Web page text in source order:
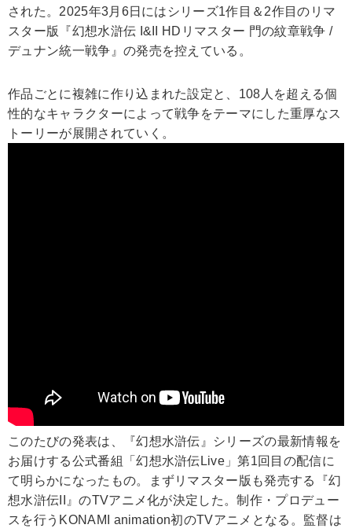
された。2025年3月6日にはシリーズ1作目＆2作目のリマ
スター版『幻想水滸伝 I&II HDリマスター 門の紋章戦争 /
デュナン統一戦争』の発売を控えている。
作品ごとに複雑に作り込まれた設定と、108人を超える個
性的なキャラクターによって戦争をテーマにした重厚なス
トーリーが展開されていく。
このたびの発表は、『幻想水滸伝』シリーズの最新情報を
お届けする公式番組「幻想水滸伝Live」第1回目の配信に
て明らかになったもの。まずリマスター版も発売する『幻
想水滸伝II』のTVアニメ化が決定した。制作・プロデュー
スを行うKONAMI animation初のTVアニメとなる。監督は